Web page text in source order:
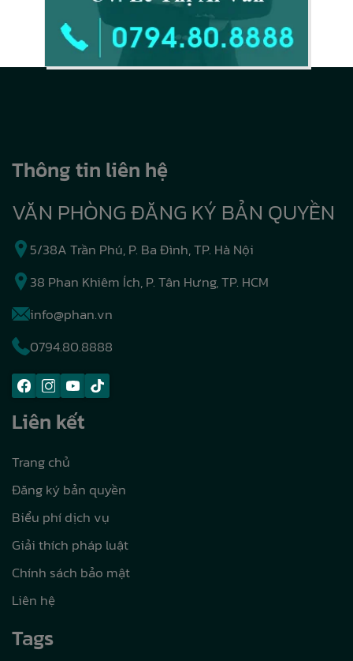
Thông tin liên hệ
VĂN PHÒNG ĐĂNG KÝ BẢN QUYỀN
5/38A Trần Phú, P. Ba Đình, TP. Hà Nội
38 Phan Khiêm Ích, P. Tân Hưng, TP. HCM
info@phan.vn
0794.80.8888
Liên kết
Trang chủ
Đăng ký bản quyền
Biểu phí dịch vụ
Giải thích pháp luật
Chính sách bảo mật
Liên hệ
Tags